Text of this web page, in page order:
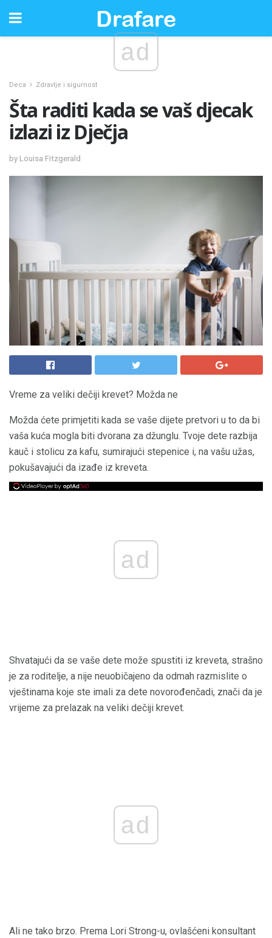
ad
Deca Zdravlje i sigurnost
Šta raditi kada se vaš djecak
izlazi iz Dječja
by Louisa Fitzgerald
Vreme za veliki dečiji krevet? Možda ne
Možda ćete primjetiti kada se vaše dijete pretvori u to da bi
vaša kuća mogla biti dvorana za džunglu. Tvoje dete razbija
kauč i stolicu za kafu, sumirajući stepenice i, na vašu užas,
pokušavajući da izađe iz kreveta.
ad
Shvatajući da se vaše dete može spustiti iz kreveta, strašno
je za roditelje, a nije neuobičajeno da odmah razmislite o
vještinama koje ste imali za dete novorođenčadi, znači da je
vrijeme za prelazak na veliki dečiji krevet.
ad
Ali ne tako brzo. Prema Lori Strong-u, ovlašćeni konsultant